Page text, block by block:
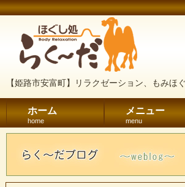
【姫路市安富町】リラクゼーション、もみほ
ホーム
home
メニュー
menu